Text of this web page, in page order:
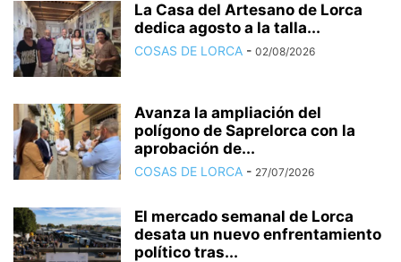
La Casa del Artesano de Lorca
dedica agosto a la talla...
COSAS DE LORCA - 02/08/2026
Avanza la ampliación del
polígono de Saprelorca con la
aprobación de...
COSAS DE LORCA - 27/07/2026
El mercado semanal de Lorca
desata un nuevo enfrentamiento
político tras...